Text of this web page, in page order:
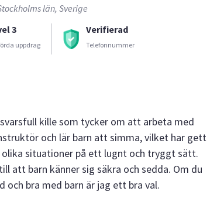
län, Sverige
3
uppdrag
Verifierad
Telefonnummer
kille som tycker om att arbeta med
och lär barn att simma, vilket har gett
situationer på ett lugnt och tryggt sätt.
att barn känner sig säkra och sedda. Om du
och bra med barn är jag ett bra val.